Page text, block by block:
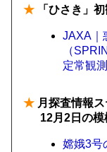
★ 「ひさき」
JAXA｜
（
定常観
★ 月探査情報
12月2日の模
嫦娥3号